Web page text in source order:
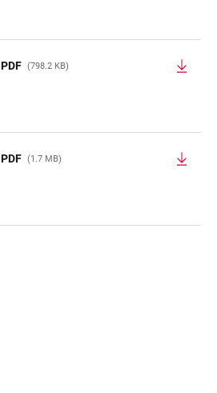
PDF (798.2 KB)
PDF (1.7 MB)